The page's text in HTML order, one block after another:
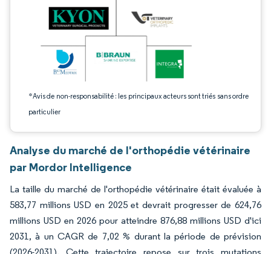
*Avis de non-responsabilité : les principaux acteurs sont triés sans ordre
particulier
Analyse du marché de l'orthopédie vétérinaire
par Mordor Intelligence
La taille du marché de l'orthopédie vétérinaire était évaluée à
583,77 millions USD en 2025 et devrait progresser de 624,76
millions USD en 2026 pour atteindre 876,88 millions USD d'ici
2031, à un CAGR de 7,02 % durant la période de prévision